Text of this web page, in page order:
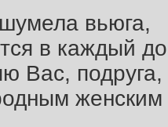
вьюга,
в каждый
Вас, подруга,
женским